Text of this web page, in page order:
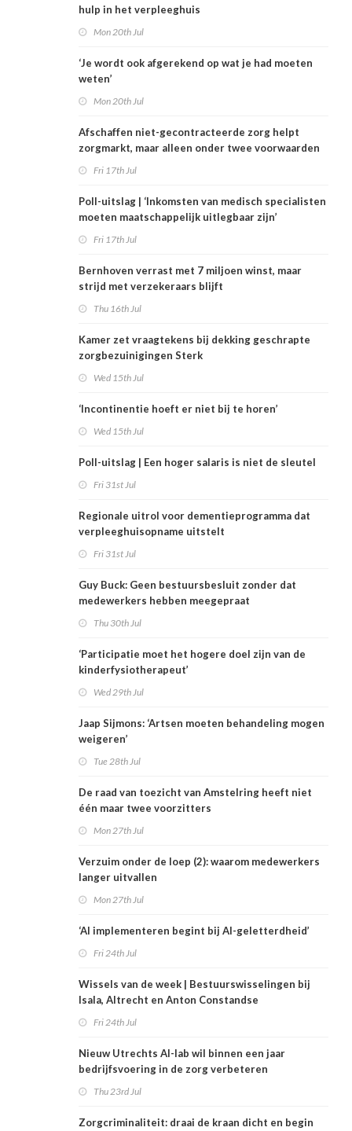
hulp in het verpleeghuis
Mon 20th Jul
‘Je wordt ook afgerekend op wat je had moeten
weten’
Mon 20th Jul
Afschaffen niet-gecontracteerde zorg helpt
zorgmarkt, maar alleen onder twee voorwaarden
Fri 17th Jul
Poll-uitslag | ‘Inkomsten van medisch specialisten
moeten maatschappelijk uitlegbaar zijn’
Fri 17th Jul
Bernhoven verrast met 7 miljoen winst, maar
strijd met verzekeraars blijft
Thu 16th Jul
Kamer zet vraagtekens bij dekking geschrapte
zorgbezuinigingen Sterk
Wed 15th Jul
‘Incontinentie hoeft er niet bij te horen’
Wed 15th Jul
Poll-uitslag | Een hoger salaris is niet de sleutel
Fri 31st Jul
Regionale uitrol voor dementieprogramma dat
verpleeghuisopname uitstelt
Fri 31st Jul
Guy Buck: Geen bestuursbesluit zonder dat
medewerkers hebben meegepraat
Thu 30th Jul
‘Participatie moet het hogere doel zijn van de
kinderfysiotherapeut’
Wed 29th Jul
Jaap Sijmons: ‘Artsen moeten behandeling mogen
weigeren’
Tue 28th Jul
De raad van toezicht van Amstelring heeft niet
één maar twee voorzitters
Mon 27th Jul
Verzuim onder de loep (2): waarom medewerkers
langer uitvallen
Mon 27th Jul
‘AI implementeren begint bij AI-geletterdheid’
Fri 24th Jul
Wissels van de week | Bestuurswisselingen bij
Isala, Altrecht en Anton Constandse
Fri 24th Jul
Nieuw Utrechts AI-lab wil binnen een jaar
bedrijfsvoering in de zorg verbeteren
Thu 23rd Jul
Zorgcriminaliteit: draai de kraan dicht en begin